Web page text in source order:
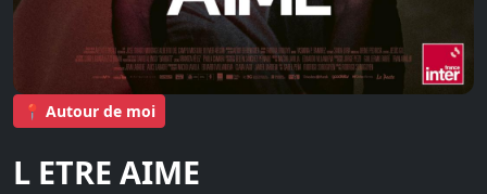
📍 Autour de moi
L ETRE AIME